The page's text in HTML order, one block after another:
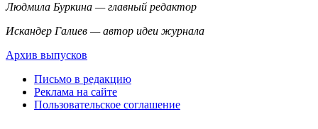
Людмила Буркина — главный редактор
Искандер Галиев — автор идеи журнала
Архив выпусков
Письмо в редакцию
Реклама на сайте
Пользовательское соглашение